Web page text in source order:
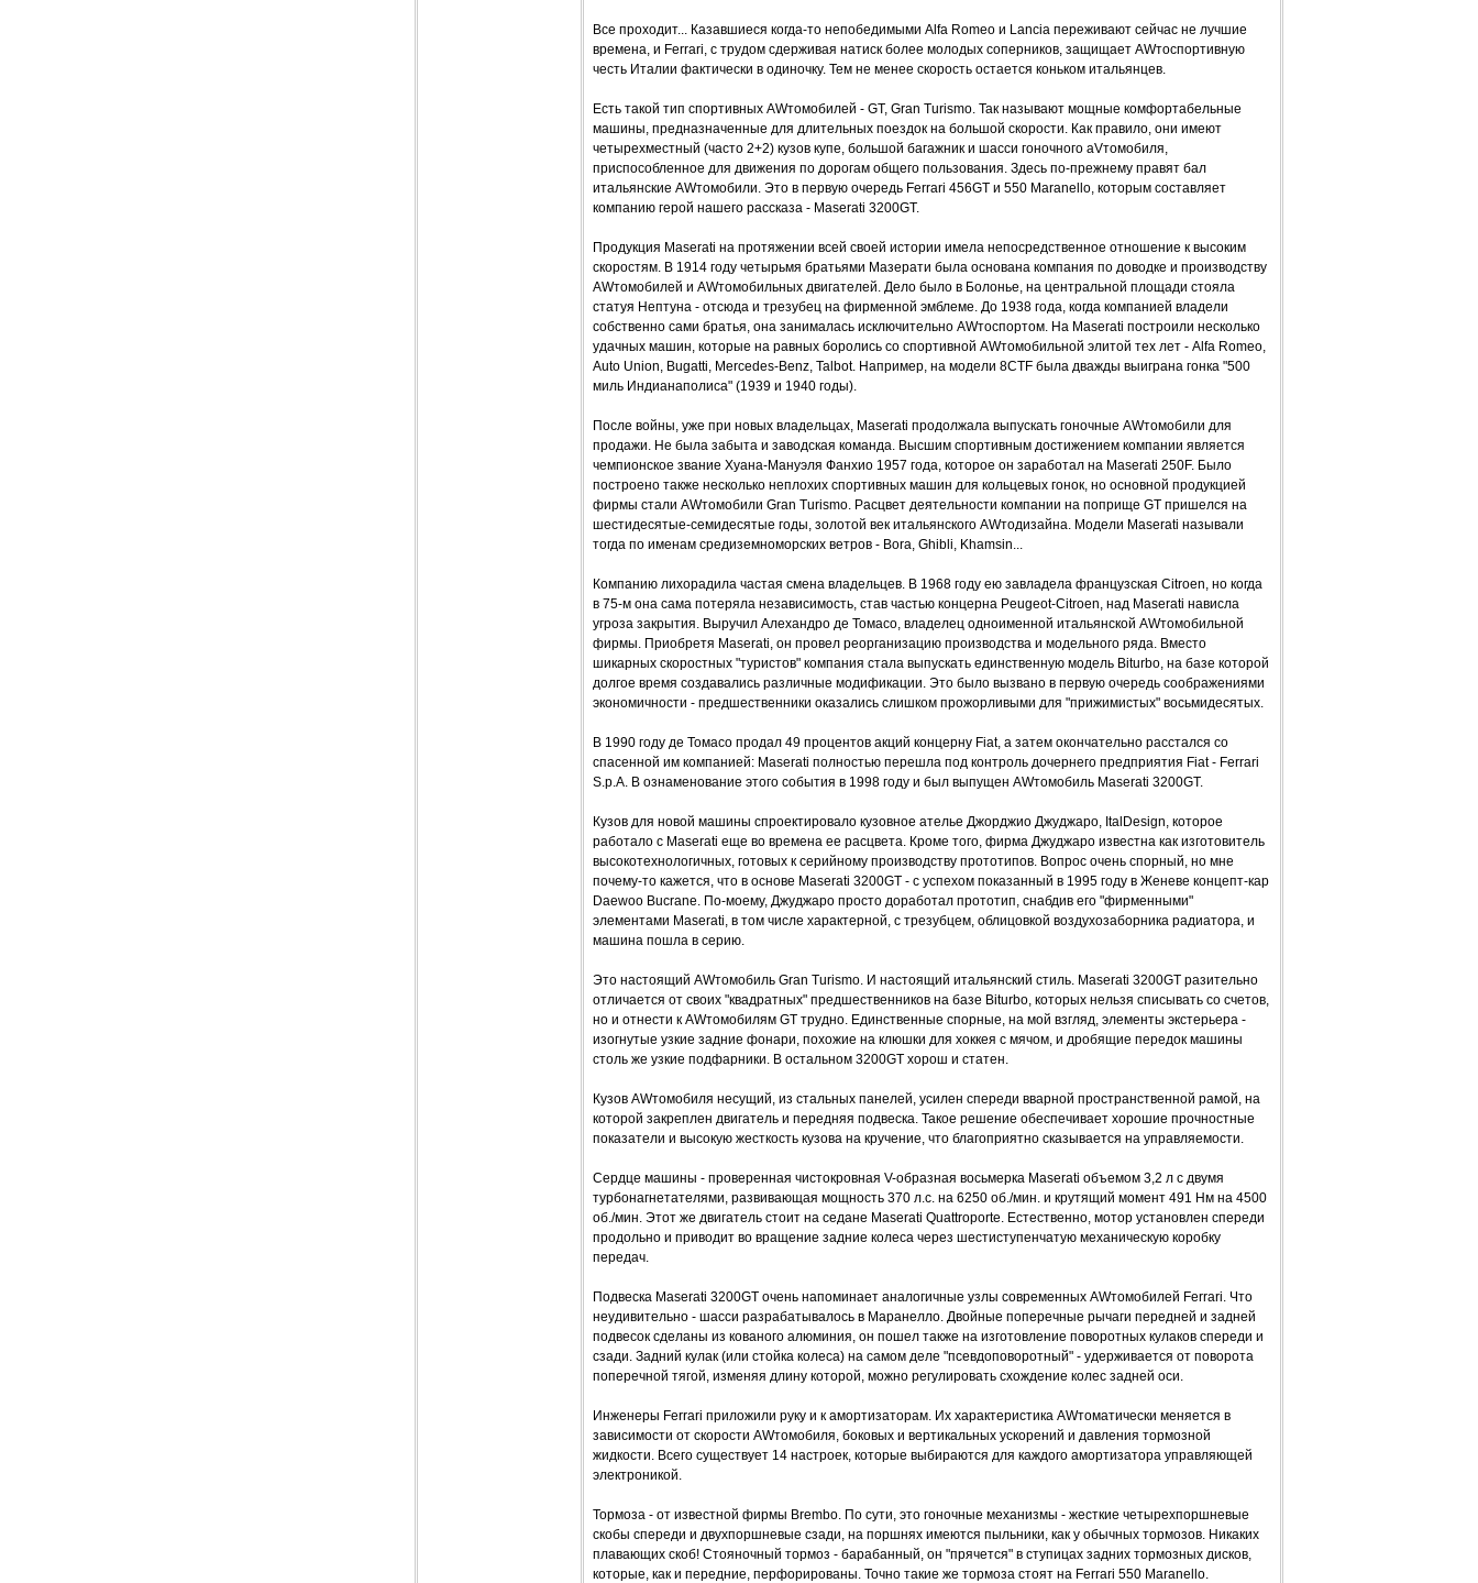
Все проходит... Казавшиеся когда-то непобедимыми Alfa Romeo и Lancia переживают сейчас не лучшие
времена, и Ferrari, с трудом сдерживая натиск более молодых соперников, защищает AWтоспортивную
честь Италии фактически в одиночку. Тем не менее скорость остается коньком итальянцев.
Есть такой тип спортивных AWтомобилей - GT, Gran Turismo. Так называют мощные комфортабельные
машины, предназначенные для длительных поездок на большой скорости. Как правило, они имеют
четырехместный (часто 2+2) кузов купе, большой багажник и шасси гоночного аVтомобиля,
приспособленное для движения по дорогам общего пользования. Здесь по-прежнему правят бал
итальянские AWтомобили. Это в первую очередь Ferrari 456GT и 550 Maranello, которым составляет
компанию герой нашего рассказа - Maserati 3200GT.
Продукция Maserati на протяжении всей своей истории имела непосредственное отношение к высоким
скоростям. В 1914 году четырьмя братьями Мазерати была основана компания по доводке и производству
AWтомобилей и AWтомобильных двигателей. Дело было в Болонье, на центральной площади стояла
статуя Нептуна - отсюда и трезубец на фирменной эмблеме. До 1938 года, когда компанией владели
собственно сами братья, она занималась исключительно AWтоспортом. На Maserati построили несколько
удачных машин, которые на равных боролись со спортивной AWтомобильной элитой тех лет - Alfa Romeo,
Auto Union, Bugatti, Mercedes-Benz, Talbot. Например, на модели 8CTF была дважды выиграна гонка "500
миль Индианаполиса" (1939 и 1940 годы).
После войны, уже при новых владельцах, Maserati продолжала выпускать гоночные AWтомобили для
продажи. Не была забыта и заводская команда. Высшим спортивным достижением компании является
чемпионское звание Хуана-Мануэля Фанхио 1957 года, которое он заработал на Maserati 250F. Было
построено также несколько неплохих спортивных машин для кольцевых гонок, но основной продукцией
фирмы стали AWтомобили Gran Turismo. Расцвет деятельности компании на поприще GT пришелся на
шестидесятые-семидесятые годы, золотой век итальянского AWтодизайна. Модели Maserati называли
тогда по именам средиземноморских ветров - Bora, Ghibli, Khamsin...
Компанию лихорадила частая смена владельцев. В 1968 году ею завладела французская Citroen, но когда
в 75-м она сама потеряла независимость, став частью концерна Peugeot-Citroen, над Maserati нависла
угроза закрытия. Выручил Алехандро де Томасо, владелец одноименной итальянской AWтомобильной
фирмы. Приобретя Maserati, он провел реорганизацию производства и модельного ряда. Вместо
шикарных скоростных "туристов" компания стала выпускать единственную модель Biturbo, на базе которой
долгое время создавались различные модификации. Это было вызвано в первую очередь соображениями
экономичности - предшественники оказались слишком прожорливыми для "прижимистых" восьмидесятых.
В 1990 году де Томасо продал 49 процентов акций концерну Fiat, а затем окончательно расстался со
спасенной им компанией: Maserati полностью перешла под контроль дочернего предприятия Fiat - Ferrari
S.p.A. В ознаменование этого события в 1998 году и был выпущен AWтомобиль Maserati 3200GT.
Кузов для новой машины спроектировало кузовное ателье Джорджио Джуджаро, ItalDesign, которое
работало с Maserati еще во времена ее расцвета. Кроме того, фирма Джуджаро известна как изготовитель
высокотехнологичных, готовых к серийному производству прототипов. Вопрос очень спорный, но мне
почему-то кажется, что в основе Maserati 3200GT - с успехом показанный в 1995 году в Женеве концепт-кар
Daewoo Bucrane. По-моему, Джуджаро просто доработал прототип, снабдив его "фирменными"
элементами Maserati, в том числе характерной, с трезубцем, облицовкой воздухозаборника радиатора, и
машина пошла в серию.
Это настоящий AWтомобиль Gran Turismo. И настоящий итальянский стиль. Maserati 3200GT разительно
отличается от своих "квадратных" предшественников на базе Biturbo, которых нельзя списывать со счетов,
но и отнести к AWтомобилям GT трудно. Единственные спорные, на мой взгляд, элементы экстерьера -
изогнутые узкие задние фонари, похожие на клюшки для хоккея с мячом, и дробящие передок машины
столь же узкие подфарники. В остальном 3200GT хорош и статен.
Кузов AWтомобиля несущий, из стальных панелей, усилен спереди вварной пространственной рамой, на
которой закреплен двигатель и передняя подвеска. Такое решение обеспечивает хорошие прочностные
показатели и высокую жесткость кузова на кручение, что благоприятно сказывается на управляемости.
Сердце машины - проверенная чистокровная V-образная восьмерка Maserati объемом 3,2 л с двумя
турбонагнетателями, развивающая мощность 370 л.с. на 6250 об./мин. и крутящий момент 491 Нм на 4500
об./мин. Этот же двигатель стоит на седане Maserati Quattroporte. Естественно, мотор установлен спереди
продольно и приводит во вращение задние колеса через шестиступенчатую механическую коробку
передач.
Подвеска Maserati 3200GT очень напоминает аналогичные узлы современных AWтомобилей Ferrari. Что
неудивительно - шасси разрабатывалось в Маранелло. Двойные поперечные рычаги передней и задней
подвесок сделаны из кованого алюминия, он пошел также на изготовление поворотных кулаков спереди и
сзади. Задний кулак (или стойка колеса) на самом деле "псевдоповоротный" - удерживается от поворота
поперечной тягой, изменяя длину которой, можно регулировать схождение колес задней оси.
Инженеры Ferrari приложили руку и к амортизаторам. Их характеристика AWтоматически меняется в
зависимости от скорости AWтомобиля, боковых и вертикальных ускорений и давления тормозной
жидкости. Всего существует 14 настроек, которые выбираются для каждого амортизатора управляющей
электроникой.
Тормоза - от известной фирмы Brembo. По сути, это гоночные механизмы - жесткие четырехпоршневые
скобы спереди и двухпоршневые сзади, на поршнях имеются пыльники, как у обычных тормозов. Никаких
плавающих скоб! Стояночный тормоз - барабанный, он "прячется" в ступицах задних тормозных дисков,
которые, как и передние, перфорированы. Точно такие же тормоза стоят на Ferrari 550 Maranello.